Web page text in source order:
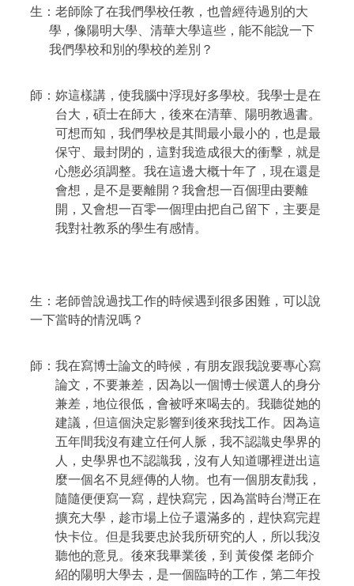
生：老師除了在我們學校任教，也曾經待過別的大
學，像陽明大學、清華大學這些，能不能說一下
我們學校和別的學校的差別？
師 ：妳這樣講，使我腦中浮現好多學校。我學士是在
台大，碩士在師大，後來在清華、陽明教過書。
可想而知，我們學校是其間最小最小的，也是最
保守、最封閉的，這對我造成很大的衝擊，就是
心態必須調整。我在這邊大概十年了，現在還是
會想，是不是要離開？我會想一百個理由要離
開，又會想一百零一個理由把自己留下，主要是
我對社教系的學生有感情。
生：老師曾說過找工作的時候遇到很多困難，可以說
一下當時的情況嗎？
師：我在寫博士論文的時候，有朋友跟我說要專心寫
論文，不要兼差，因為以一個博士候選人的身分
兼差，地位很低，會被呼來喝去的。我聽從她的
建議，但這個決定影響到後來我找工作。因為這
五年間我沒有建立任何人脈，我不認識史學界的
人，史學界也不認識我，沒有人知道哪裡迸出這
麼一個名不見經傳的人物。也有一個朋友勸我，
隨隨便便寫一寫，趕快寫完，因為當時台灣正在
擴充大學，趁市場上位子還滿多的，趕快寫完趕
快卡位。但是我要忠於我所研究的人，所以我沒
聽他的意見。後來我畢業後，到 黃俊傑 老師介
紹的陽明大學去，是一個臨時的工作，第二年投